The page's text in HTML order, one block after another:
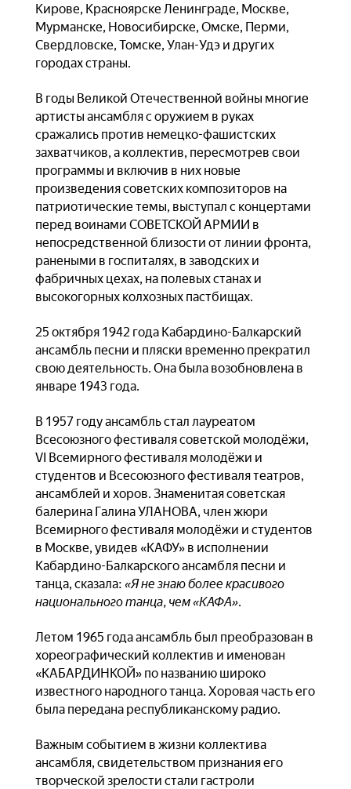
Кирове, Красноярске Ленинграде, Москве,
Мурманске, Новосибирске, Омске, Перми,
Свердловске, Томске, Улан-Удэ и других
городах страны.
В годы Великой Отечественной войны многие
артисты ансамбля с оружием в руках
сражались против немецко-фашистских
захватчиков, а коллектив, пересмотрев свои
программы и включив в них новые
произведения советских композиторов на
патриотические темы, выступал с концертами
перед воинами СОВЕТСКОЙ АРМИИ в
непосредственной близости от линии фронта,
ранеными в госпиталях, в заводских и
фабричных цехах, на полевых станах и
высокогорных колхозных пастбищах.
25 октября 1942 года Кабардино-Балкарский
ансамбль песни и пляски временно прекратил
свою деятельность. Она была возобновлена в
январе 1943 года.
В 1957 году ансамбль стал лауреатом
Всесоюзного фестиваля советской молодёжи,
VI Всемирного фестиваля молодёжи и
студентов и Всесоюзного фестиваля театров,
ансамблей и хоров. Знаменитая советская
балерина Галина УЛАНОВА, член жюри
Всемирного фестиваля молодёжи и студентов
в Москве, увидев «КАФУ» в исполнении
Кабардино-Балкарского ансамбля песни и
танца, сказала: «Яне знаюболее красивого
национальноготанца, чем«КАФА».
Летом 1965 года ансамбль был преобразован в
хореографический коллектив и именован
«КАБАРДИНКОЙ» по названию широко
известного народного танца. Хоровая часть его
была передана республиканскому радио.
Важным событием в жизни коллектива
ансамбля, свидетельством признания его
творческой зрелости стали гастроли